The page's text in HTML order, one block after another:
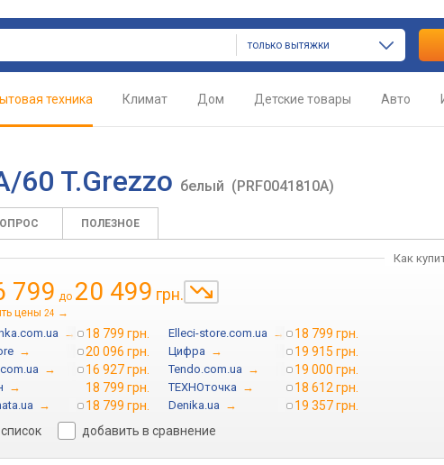
только вытяжки
техника Климат Дом Детские товары Авто
60 T.Grezzo белый (PRF0041810A)
ПОЛЕЗНОЕ
Как
799 до 20 499 грн.
цены 24 →
→ 18 799 грн. Elleci-store.com.ua → 18 799 грн.
→ 20 096 грн. Цифра → 19 915 грн.
→ 16 927 грн. Tendo.com.ua → 19 000 грн.
→ 18 799 грн. ТЕХНОточка → 18 612 грн.
→ 18 799 грн. Denika.ua →
19 357 грн.
добавить в сравнение